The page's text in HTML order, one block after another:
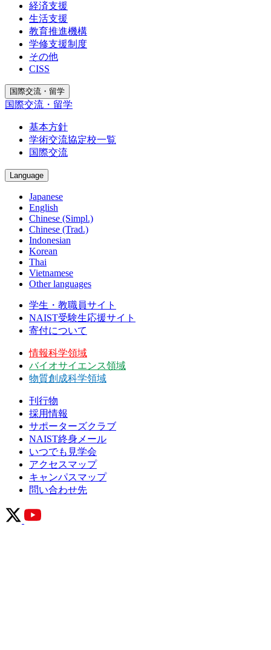
経済支援
生活支援
教育推進機構
学修支援制度
その他
CISS
国際交流・留学
国際交流・留学
基本方針
学術交流協定校一覧
国際交流
Language
Japanese
English
Chinese (Simpl.)
Chinese (Trad.)
Indonesian
Korean
Thai
Vietnamese
Other languages
学生・教職員サイト
NAIST受験生応援サイト
寄付について
情報科学領域
バイオサイエンス領域
物質創成科学領域
刊行物
採用情報
サポーターズクラブ
NAIST終身メール
いつでも見学会
アクセスマップ
キャンパスマップ
問い合わせ先